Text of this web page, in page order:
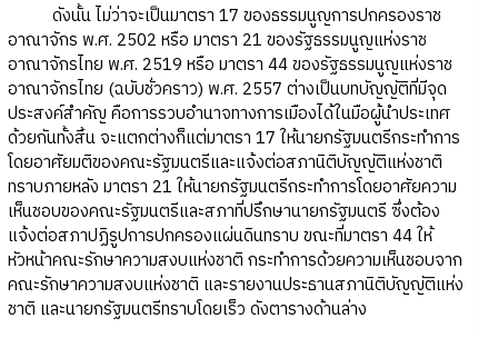
ดังนั้น ไม่ว่าจะเป็นมาตรา 17 ของธรรมนูญการปกครองราช
อาณาจักร พ.ศ. 2502 หรือ มาตรา 21 ของรัฐธรรมนูญแห่งราช
อาณาจักรไทย พ.ศ. 2519 หรือ มาตรา 44 ของรัฐธรรมนูญแห่งราช
อาณาจักรไทย (ฉบับชั่วคราว) พ.ศ. 2557 ต่างเป็นบทบัญญัติที่มีจุด
ประสงค์สำคัญ คือการรวบอำนาจทางการเมืองได้ในมือผู้นำประเทศ
ด้วยกันทั้งสิ้น จะแตกต่างก็แต่มาตรา 17 ให้นายกรัฐมนตรีกระทำการ
โดยอาศัยมติของคณะรัฐมนตรีและแจ้งต่อสภานิติบัญญัติแห่งชาติ
ทราบภายหลัง มาตรา 21 ให้นายกรัฐมนตรีกระทำการโดยอาศัยความ
เห็นชอบของคณะรัฐมนตรีและสภาที่ปรึกษานายกรัฐมนตรี ซึ่งต้อง
แจ้งต่อสภาปฏิรูปการปกครองแผ่นดินทราบ ขณะที่มาตรา 44 ให้
หัวหน้าคณะรักษาความสงบแห่งชาติ กระทำการด้วยความเห็นชอบจาก
คณะรักษาความสงบแห่งชาติ และรายงานประธานสภานิติบัญญัติแห่ง
ชาติ และนายกรัฐมนตรีทราบโดยเร็ว ดังตารางด้านล่าง